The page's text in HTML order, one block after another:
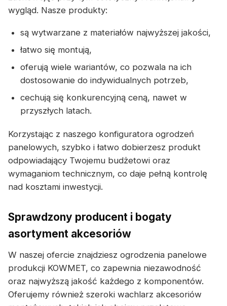
wygląd. Nasze produkty:
są wytwarzane z materiałów najwyższej jakości,
łatwo się montują,
oferują wiele wariantów, co pozwala na ich
dostosowanie do indywidualnych potrzeb,
cechują się konkurencyjną ceną, nawet w
przyszłych latach.
Korzystając z naszego konfiguratora ogrodzeń
panelowych, szybko i łatwo dobierzesz produkt
odpowiadający Twojemu budżetowi oraz
wymaganiom technicznym, co daje pełną kontrolę
nad kosztami inwestycji.
Sprawdzony producent i bogaty
asortyment akcesoriów
W naszej ofercie znajdziesz ogrodzenia panelowe
produkcji KOWMET, co zapewnia niezawodność
oraz najwyższą jakość każdego z komponentów.
Oferujemy również szeroki wachlarz akcesoriów